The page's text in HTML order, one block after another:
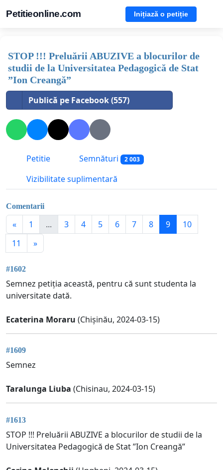
Petitieonline.com Inițiază o petiție
STOP !!! Preluării ABUZIVE a blocurilor de
studii de la Universitatea Pedagogică de Stat
”Ion Creangă”
Publică pe Facebook (557)
Petitie Semnături 2 003
Vizibilitate suplimentară
Comentarii
« 1 ... 3 4 5 6 7 8 9
10
11
»
#1602
Semnez petiția această, pentru că sunt studenta la
universitate dată.
Ecaterina Moraru (Chișinău, 2024-03-15)
#1609
Semnez
Taralunga Liuba (Chisinau, 2024-03-15)
#1613
STOP !!! Preluării ABUZIVE a blocurilor de studii de la
Universitatea Pedagogică de Stat ”Ion Creangă”